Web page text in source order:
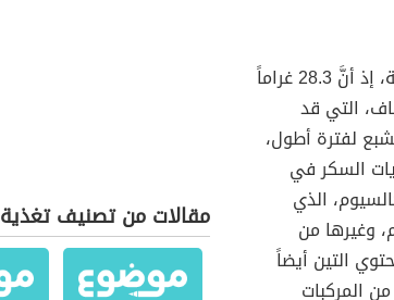
يُعدُّ كلٌّ من التين الطازج والمجفف مفيدان لصحة، إذ أنَّ 28.3 غراماً
من الألياف، التي قد
لفترة أطول،
السكر في
الذي
وغيرها من
التين أيضاً
المركبات
مقالات من تصنيف تغذية